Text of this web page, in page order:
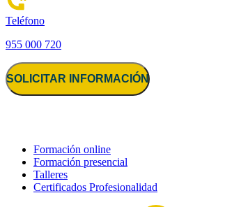
Teléfono
955 000 720
SOLICITAR INFORMACIÓN
Formación online
Formación presencial
Talleres
Certificados Profesionalidad